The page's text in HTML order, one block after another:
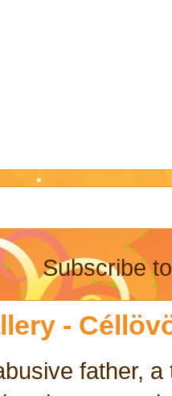
Subscribe
-
father,